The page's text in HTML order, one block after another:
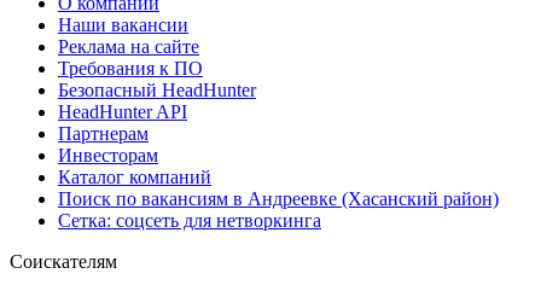
Наши вакансии
Реклама на сайте
Требования к ПО
Безопасный HeadHunter
HeadHunter API
Партнерам
Инвесторам
Каталог компаний
Поиск по вакансиям в Андреевке (Хасанский район)
Сетка: соцсеть для нетворкинга
Соискателям